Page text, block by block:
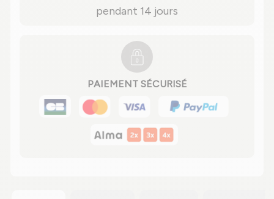
pendant 14 jours
PAIEMENT SÉCURISÉ